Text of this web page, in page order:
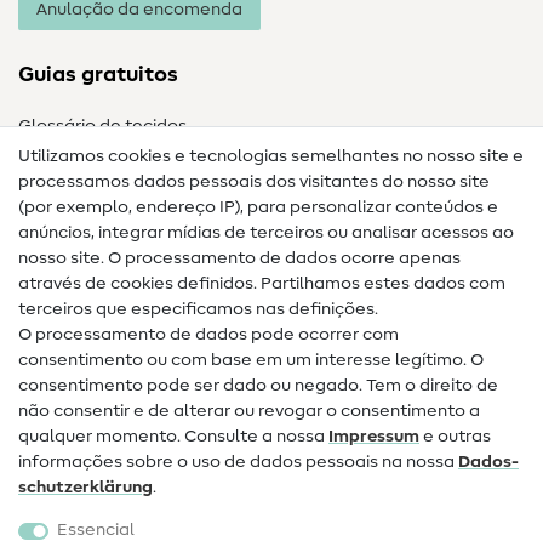
Anulação da encomenda
Guias gratuitos
Glossário de tecidos
Guias de costura
Ajuda e contacto
Contacto
Mudança de proprietário
Perguntas frequentes (FAQ)
Direito de cancelamento
Popular
Utilizamos cookies e tecnologias semelhantes no nosso site e
processamos dados pessoais dos visitantes do nosso site
(por exemplo, endereço IP), para personalizar conteúdos e
anúncios, integrar mídias de terceiros ou analisar acessos ao
nosso site. O processamento de dados ocorre apenas
através de cookies definidos. Partilhamos estes dados com
terceiros que especificamos nas definições.
O processamento de dados pode ocorrer com
consentimento ou com base em um interesse legítimo. O
consentimento pode ser dado ou negado. Tem o direito de
não consentir e de alterar ou revogar o consentimento a
qualquer momento. Consulte a nossa Impressum e outras
informações sobre o uso de dados pessoais na nossa Dados­
schutz­erklärung.
Essencial